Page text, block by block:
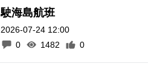
駛海島航班
2026-07-24 12:00
0
1482 0